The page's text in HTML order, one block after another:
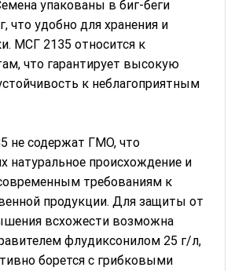
упакованы в биг-беги
что удобно для хранения и
МСГ 2135 относится к
что гарантирует высокую
к неблагоприятным
не содержат ГМО, что
натуральное происхождение и
требованиям к
продукции. Для защиты от
всхожести возможна
флудиксонилом 25 г/л,
борется с грибковыми